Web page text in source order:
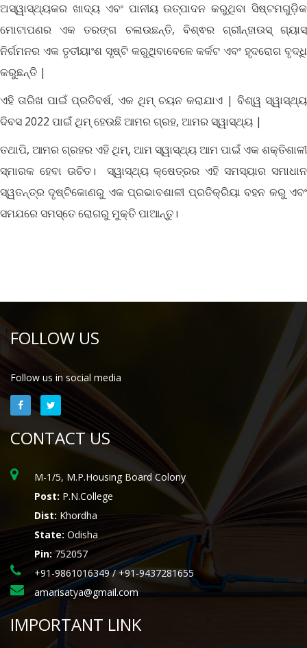
ଅସ୍ୱାସ୍ଥ୍ୟକର ଖାଦ୍ୟ ଏବଂ ପାନୀୟ ଉତ୍ପାଦନ କରୁଥିବା ସିଷ୍ଟମଗୁଡ଼ିକ
ମୋଟାପଣର ଏକ ତରଙ୍ଗ ଚଳାଉଛନ୍ତି, ବିଶ୍ଵର ଗ୍ରୀନ୍ହାଉସ୍ ଗ୍ୟାସ୍
ନିର୍ଗମନର ଏକ ତୃତୀୟାଂଶ ସୃଷ୍ଟି କରୁଥିବାବେଳେ କର୍କଟ ଏବଂ ହୃଦରୋଗ ବୃଦ୍ଧି
କରୁଛନ୍ତି |
ଏହି ତାରିଖ ପାଇଁ ପ୍ରତିବର୍ଷ, ଏକ ଥିମ୍ ଚୟନ କରାଯାଏ | ବିଶ୍ୱ ସ୍ୱାସ୍ଥ୍ୟ
ଦିବସ 2022 ପାଇଁ ଥିମ୍ ହେଉଛି ଆମର ଗ୍ରହ, ଆମର ସ୍ୱାସ୍ଥ୍ୟ |
ତଥାପି, ଆମର ଗ୍ରହର ଏହି ଥିମ୍, ଆମ ସ୍ୱାସ୍ଥ୍ୟ ଆମ ପାଇଁ ଏକ ଶକ୍ତିଶାଳୀ
ସ୍ମାରକ ହେବା ଉଚିତ। ସ୍ୱାସ୍ଥ୍ୟ କ୍ଷେତ୍ରର ଏହି ସମସ୍ୟାର ସମାଧାନ
ସ୍ୱତନ୍ତ୍ର ଦୃଷ୍ଟିକୋଣରୁ ଏକ ପ୍ରଭାବଶାଳୀ ପ୍ରତିକ୍ରିୟା ବହନ କରୁ ଏବଂ
ସମଯରେ ସମସ୍ତେ ରୋଗରୁ ମୁକ୍ତି ପାଆନ୍ତୁ।
FOLLOW US
Follow us in social media
CONTACT US
M-1/5, M.P.Housing Board Colony
Post: P.N.College
Dist: Khordha
State: Odisha
Pin:752057
+91-9861016349 / +91-9437281655
amarisatya@gmail.com
IMPORTANT LINK